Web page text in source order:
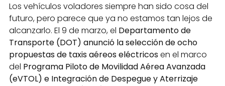
Los vehículos voladores siempre han sido cosa del
futuro, pero parece que ya no estamos tan lejos de
alcanzarlo. El 9 de marzo, el Departamento de
Transporte (DOT) anunció la selección de ocho
propuestas de taxis aéreos eléctricosen el marco
del Programa Piloto de Movilidad Aérea Avanzada
(eVTOL) e Integración de Despegue y Aterrizaje